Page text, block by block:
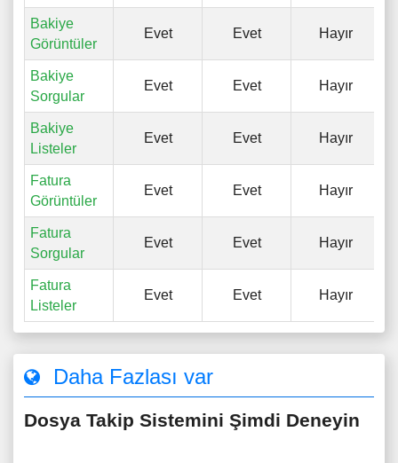
Bakiye
Görüntüler
Evet Evet Hayır
Bakiye
Sorgular
Evet Evet Hayır
Bakiye
Listeler
Evet Evet Hayır
Fatura
Görüntüler
Evet Evet Hayır
Fatura
Sorgular
Evet Evet Hayır
Fatura
Listeler
Evet Evet Hayır
Daha Fazlası var
Dosya Takip Sistemini Şimdi Deneyin